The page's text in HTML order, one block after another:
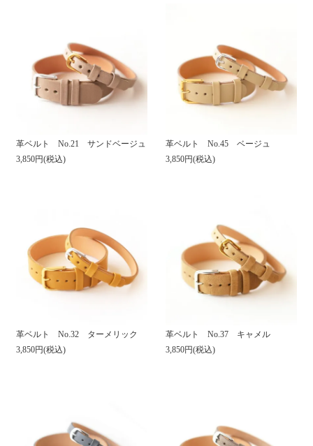
革ベルト No.21 サンドベージュ
3,850円(税込)
革ベルト No.45 ベージュ
3,850円(税込)
革ベルト No.32 ターメリック
3,850円(税込)
革ベルト No.37 キャメル
3,850円(税込)